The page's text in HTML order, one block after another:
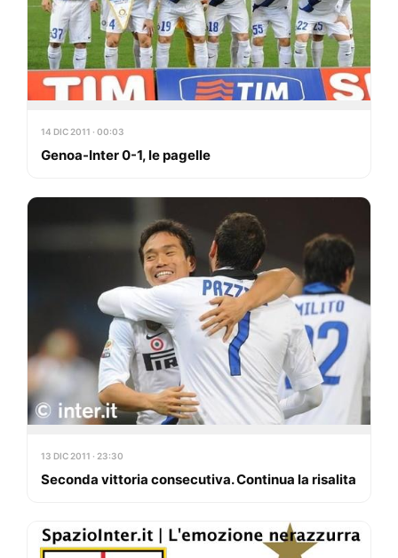
14 DIC 2011 · 00:03
Genoa-Inter 0-1, le pagelle
13 DIC 2011 · 23:30
Seconda vittoria consecutiva. Continua la risalita